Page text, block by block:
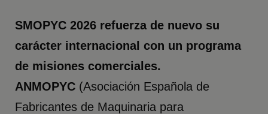
SMOPYC 2026 refuerza de nuevo su
carácter internacional con un programa
de misiones comerciales.
ANMOPYC (Asociación Española de
Fabricantes de Maquinaria para